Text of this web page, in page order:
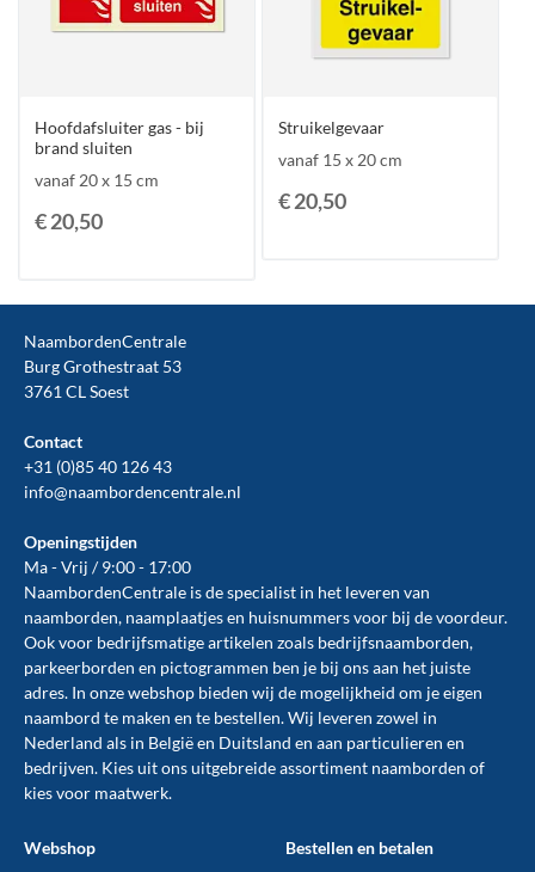
Hoofdafsluiter gas - bij
brand sluiten
vanaf 20 x 15 cm
€ 20,50
Struikelgevaar
vanaf 15 x 20 cm
€ 20,50
NaambordenCentrale
Burg Grothestraat 53
3761 CL Soest
Contact
+31 (0)85 40 126 43
info@naambordencentrale.nl
Openingstijden
Ma - Vrij / 9:00 - 17:00
NaambordenCentrale is de specialist in het leveren van
naamborden, naamplaatjes en huisnummers voor bij devoordeur.
Ook voor bedrijfsmatige artikelen zoals bedrijfsnaamborden,
parkeerborden en pictogrammen ben je bij ons aan het juiste
adres. In onze webshop bieden wij de mogelijkheid om je eigen
naambord te maken en te bestellen. Wij leveren zowel in
Nederland als in België en Duitsland en aan particulieren en
bedrijven. Kies uit ons uitgebreide assortiment naamborden of
kies voor maatwerk.
Webshop Bestellen en betalen